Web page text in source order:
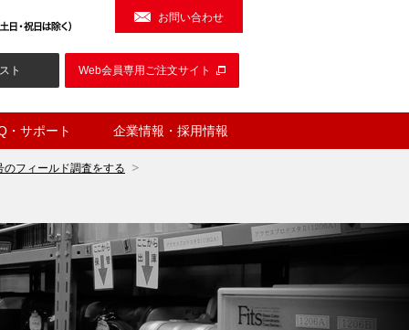
お問い合わせ
ト Web会員専用ご注文サイト
・サポート 企業情報・採用情報
のフィールド調査をする